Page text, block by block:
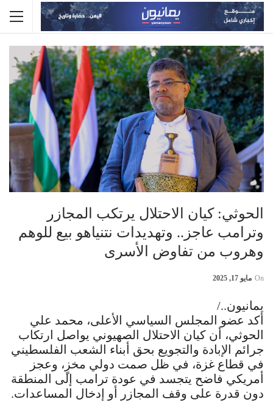
الحوثي: كيان الاحتلال يرتكب المجازر
وترامب عاجز.. وتهديدات نتنياهو بيع للوهم
وهروب من تفاوض الأسرى
On مايو 17, 2025
يمانيون../
أكد عضو المجلس السياسي الأعلى، محمد علي
الحوثي، أن كيان الاحتلال الصهيوني يواصل ارتكاب
جرائم الإبادة والتجويع بحق أبناء الشعب الفلسطيني
في قطاع غزة، في ظل صمت دولي مخزٍ، وعجز
أمريكي فاضح يتجسد في عودة ترامب إلى المنطقة
دون قدرة على وقف المجازر أو إدخال المساعدات.